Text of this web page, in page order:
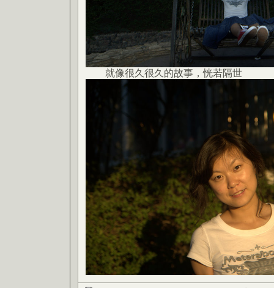
就像很久很久的故事，恍若隔世